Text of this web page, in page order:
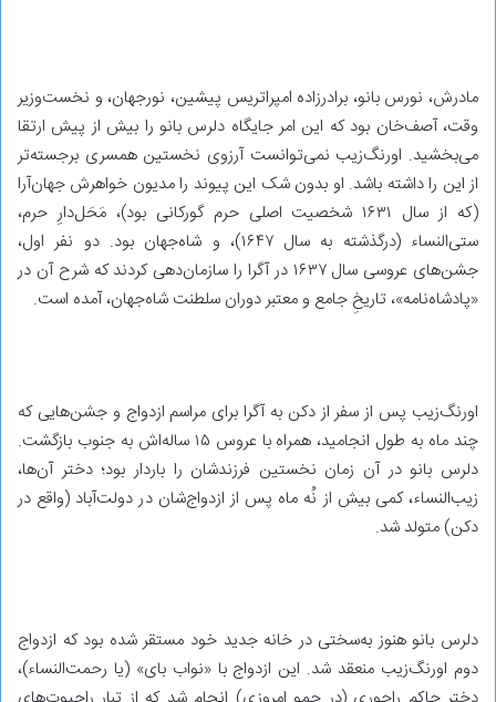
مادرش، نورس بانو، برادرزاده‌ امپراتریس پیشین، نورجهان، و نخست‌وزیر
وقت، آصف‌خان بود که این امر جایگاه دلرس بانو را بیش از پیش ارتقا
می‌بخشید. اورنگ‌زیب نمی‌توانست آرزوی نخستین همسری برجسته‌تر
از این را داشته باشد. او بدون شک این پیوند را مدیون خواهرش جهان‌آرا
(که از سال ۱۶۳۱ شخصیت اصلی حرم گورکانی بود)، مَحَل‌دارِ حرم،
ستی‌النساء (درگذشته به سال ۱۶۴۷)، و شاه‌جهان بود. دو نفر اول،
جشن‌های عروسی سال ۱۶۳۷ در آگرا را سازمان‌دهی کردند که شرح آن در
«پادشاه‌نامه»، تاریخِ جامع و معتبر دوران سلطنت شاه‌جهان، آمده است.
اورنگ‌زیب پس از سفر از دکن به آگرا برای مراسم ازدواج و جشن‌هایی که
چند ماه به طول انجامید، همراه با عروس ۱۵ ساله‌اش به جنوب بازگشت.
دلرس بانو در آن زمان نخستین فرزندشان را باردار بود؛ دختر آن‌ها،
زیب‌النساء، کمی بیش از نُه ماه پس از ازدواج‌شان در دولت‌آباد (واقع در
دکن) متولد شد.
دلرس بانو هنوز به‌سختی در خانه‌ جدید خود مستقر شده بود که ازدواج
دوم اورنگ‌زیب منعقد شد. این ازدواج با «نواب بای» (یا رحمت‌النساء)،